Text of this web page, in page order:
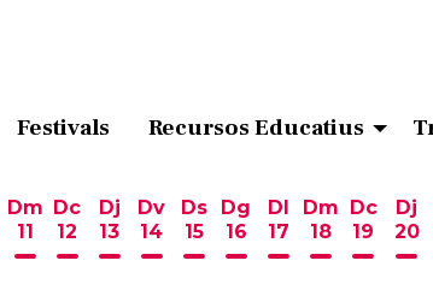
Festivals Recursos Educatius
d'agost9 d'agost
10 d'agost
Dm
11
Dimarts 11 d'agost
Dc
12
Dimecres 12 d'agost
Dj
13
Dijous 13 d'agost
Dv
14
Divendres 14 d'agost
Ds
15
Dissabte 15 d'agost
Dg
16
Diumenge 16
Dl
17
Dilluns 17
Dm
18
Dimarts 18
Dc
19
Dj
20